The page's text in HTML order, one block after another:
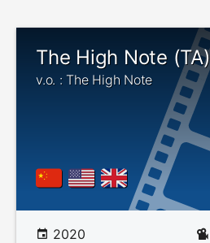
The High Note (TA)
v.o. : The High Note
2020